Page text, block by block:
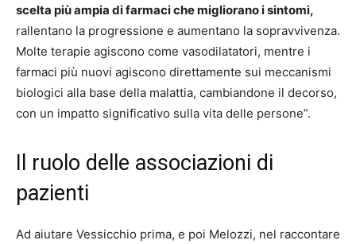
scelta più ampia di farmaci che migliorano i sintomi,
rallentano la progressione e aumentano la sopravvivenza.
Molte terapie agiscono come vasodilatatori, mentre i
farmaci più nuovi agiscono direttamente sui meccanismi
biologici alla base della malattia, cambiandone il decorso,
con un impatto significativo sulla vita delle persone”.
Il ruolo delle associazioni di
pazienti
Ad aiutare Vessicchio prima, e poi Melozzi, nel raccontare